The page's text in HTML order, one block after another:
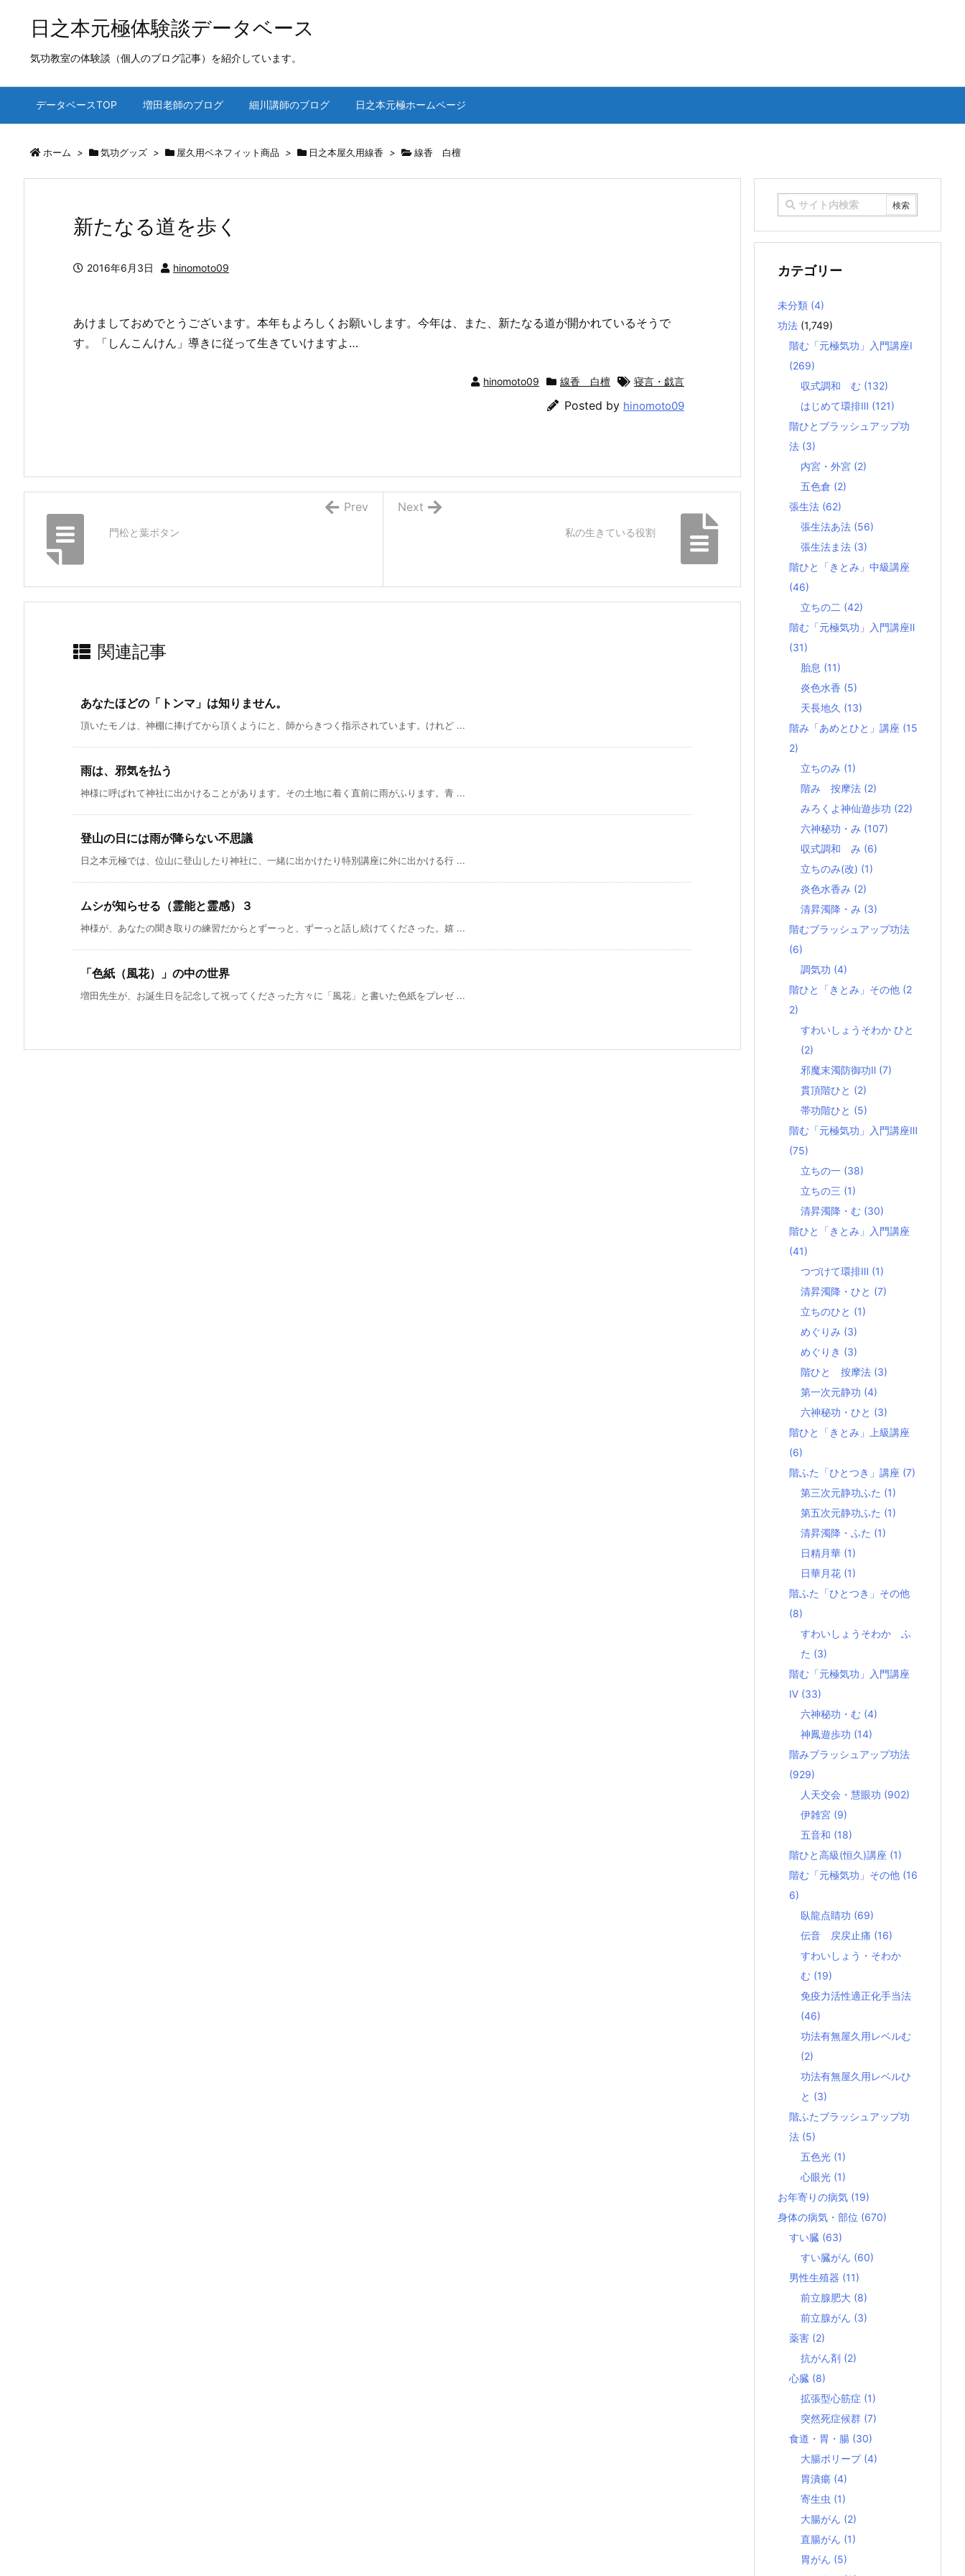
日之本元極体験談データベース
気功教室の体験談（個人のブログ記事）を紹介しています。
データベースTOP 増田老師のブログ 細川講師のブログ 日之本元極ホームページ
ホーム > 気功グッズ > 屋久用ベネフィット商品 > 日之本屋久用線香 > 線香 白檀
新たなる道を歩く
2016年6月3日 hinomoto09
あけましておめでとうございます。本年もよろしくお願いします。今年は、また、新たなる道が開かれているそうで
す。「しんこんけん」導きに従って生きていけますよ…
hinomoto09 線香 白檀 寝言・戯言
Posted by hinomoto09
私の生きている役割
Next
門松と葉ボタン
Prev
関連記事
あなたほどの「トンマ」は知りません。
頂いたモノは、神棚に捧げてから頂くようにと、師からきつく指示されています。けれど ...
雨は、邪気を払う
神様に呼ばれて神社に出かけることがあります。その土地に着く直前に雨がふります。青 ...
登山の日には雨が降らない不思議
日之本元極では、位山に登山したり神社に、一緒に出かけたり特別講座に外に出かける行 ...
ムシが知らせる（霊能と霊感）３
神様が、あなたの聞き取りの練習だからとずーっと、ずーっと話し続けてくださった。嬉 ...
「色紙（風花）」の中の世界
増田先生が、お誕生日を記念して祝ってくださった方々に「風花」と書いた色紙をプレゼ ...
カテゴリー
未分類 (4)
功法 (1,749)
階む「元極気功」入門講座Ⅰ
(269)
収式調和 む (132)
はじめて環排Ⅲ (121)
階ひとブラッシュアップ功
法 (3)
内宮・外宮 (2)
五色倉 (2)
張生法 (62)
張生法あ法 (56)
張生法ま法 (3)
階ひと「きとみ」中級講座
(46)
立ちの二 (42)
階む「元極気功」入門講座Ⅱ
(31)
胎息 (11)
炎色水香 (5)
天長地久 (13)
階み「あめとひと」講座 (15
2)
立ちのみ (1)
階み 按摩法 (2)
みろくよ神仙遊歩功 (22)
六神秘功・み (107)
収式調和 み (6)
立ちのみ(改) (1)
炎色水香み (2)
清昇濁降・み (3)
階むブラッシュアップ功法
(6)
調気功 (4)
階ひと「きとみ」その他 (2
2)
すわいしょうそわか ひと
(2)
邪魔末濁防御功Ⅱ (7)
貫頂階ひと (2)
帯功階ひと (5)
階む「元極気功」入門講座Ⅲ
(75)
立ちの一 (38)
立ちの三 (1)
清昇濁降・む (30)
階ひと「きとみ」入門講座
(41)
つづけて環排Ⅲ (1)
清昇濁降・ひと (7)
立ちのひと (1)
めぐりみ (3)
めぐりき (3)
階ひと 按摩法 (3)
第一次元静功 (4)
六神秘功・ひと (3)
階ひと「きとみ」上級講座
(6)
階ふた「ひとつき」講座 (7)
第三次元静功ふた (1)
第五次元静功ふた (1)
清昇濁降・ふた (1)
日精月華 (1)
日華月花 (1)
階ふた「ひとつき」その他
(8)
すわいしょうそわか ふ
た (3)
階む「元極気功」入門講座
Ⅳ (33)
六神秘功・む (4)
神鳳遊歩功 (14)
階みブラッシュアップ功法
(929)
人天交会・慧眼功 (902)
伊雑宮 (9)
五音和 (18)
階ひと高級(恒久)講座 (1)
階む「元極気功」その他 (16
6)
臥龍点睛功 (69)
伝音 戻戻止痛 (16)
すわいしょう・そわか
む (19)
免疫力活性適正化手当法
(46)
功法有無屋久用レベルむ
(2)
功法有無屋久用レベルひ
と (3)
階ふたブラッシュアップ功
法 (5)
五色光 (1)
心眼光 (1)
お年寄りの病気 (19)
身体の病気・部位 (670)
すい臓 (63)
すい臓がん (60)
男性生殖器 (11)
前立腺肥大 (8)
前立腺がん (3)
薬害 (2)
抗がん剤 (2)
心臓 (8)
拡張型心筋症 (1)
突然死症候群 (7)
食道・胃・腸 (30)
大腸ポリープ (4)
胃潰瘍 (4)
寄生虫 (1)
大腸がん (2)
直腸がん (1)
胃がん (5)